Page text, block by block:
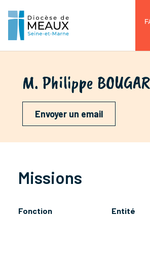
M. Philippe
Envoyer un email
Missions
Fonction Entité